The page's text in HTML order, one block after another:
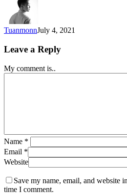
TuanmonnJuly 4, 2021
Leave a Reply
My comment is..
Name *
Email *
Website
Save my name, email, and website
time I comment.